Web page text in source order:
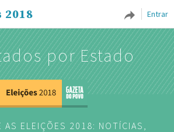
Entrar
2018
por Estado
AS ELEIÇÕES 2018: NOTÍCIAS,